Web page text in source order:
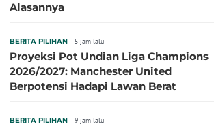
Alasannya
BERITA PILIHAN 5 jam lalu
Proyeksi Pot Undian Liga Champions
2026/2027: Manchester United
Berpotensi Hadapi Lawan Berat
BERITA PILIHAN 9 jam lalu